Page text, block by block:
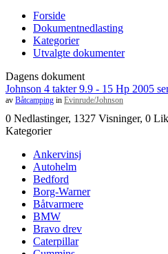
Forside
Dokumentnedlasting
Kategorier
Utvalgte dokumenter
Dagens dokument
Johnson 4 takter 9.9 - 15 Hp 2005
av Båtcamping in Evinrude/Johnson
0 Nedlastinger, 1327 Visninger, 0
Kategorier
Ankervinsj
Autohelm
Bedford
Borg-Warner
Båtvarmere
BMW
Bravo drev
Caterpillar